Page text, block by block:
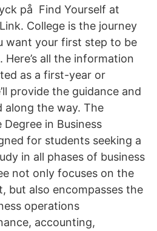
på Find Yourself at
College is the journey
want your first step to be
all the information
as a first-year or
provide the guidance and
along the way. The
in Business
for students seeking a
in all phases of business
not only focuses on the
but also encompasses the
operations
accounting,